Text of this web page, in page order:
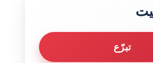
تبرّع